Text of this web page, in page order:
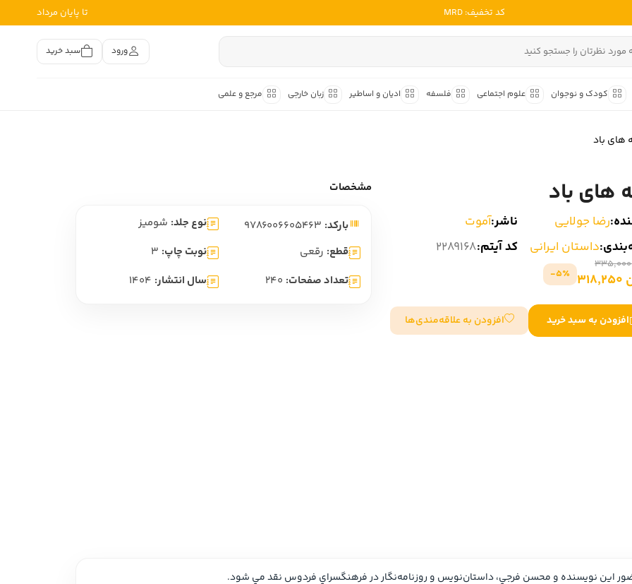
کد تخفیف: MRD تا پایان مرداد
ورود سبد خرید
کودک و نوجوان علوم اجتماعی فلسفه ادیان و اساطیر زبان خارجی مرجع و علمی
شعر کهن فارسی
شرح و تفسیر متون کهن
ادبیات ملل
ادبیات ایتالیا
ادبیات آلمان
ادبیات ترکیه
ادبیات آسیا
سایر کشورهای اروپا
های باد
های باد
رضا جولایی ناشر:آموت
داستان ایرانی کد آیتم:2289168
5٪-
افزودن به سبد خرید افزودن به علاقه‌مندی‌ها
مشخصات
بارکد: نوع جلد: شومیز
قطع: رقعی نوبت چاپ: 3
تعداد صفحات: 240 سال انتشار: 1404